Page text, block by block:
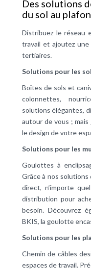
Des solutions
du sol au
Distribuez le réseau
travail et ajoutez
tertiaires.
Solutions pour les
Boîtes de sols et
colonnettes,
solutions élégantes,
autour de vous ; mais
le design de votre
Solutions pour les
Goulottes à
Grâce à nos
direct, n’importe
distribution pour
besoin. Découvrez
BKIS, la goulotte
Solutions pour les
Chemin de câbles
espaces de travail.